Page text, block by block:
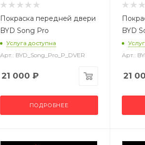
Покраска передней двери
BYD Song Pro
Услуга доступна
Арт.: BYD_Song_Pro_P_DVER
21 000 ₽
ПОДРОБНЕЕ
BYD
Арт.:
21